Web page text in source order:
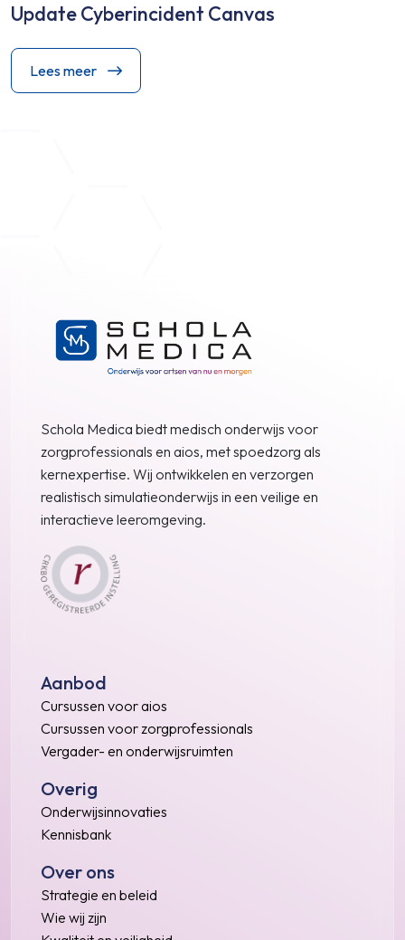
Update Cyberincident Canvas
Lees meer
Schola Medica biedt medisch onderwijs voor
zorgprofessionals en aios, met spoedzorg als
kernexpertise. Wij ontwikkelen en verzorgen
realistisch simulatieonderwijs in een veilige en
interactieve leeromgeving.
Aanbod
Cursussen voor aios
Cursussen voor zorgprofessionals
Vergader- en onderwijsruimten
Overig
Onderwijsinnovaties
Kennisbank
Over ons
Strategie en beleid
Wie wij zijn